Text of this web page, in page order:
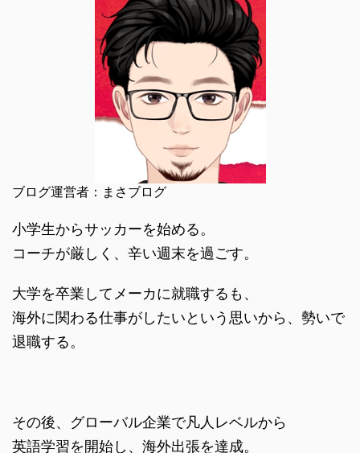
ブログ運営者：まさブログ
小学生からサッカーを始める。
コーチが厳しく、辛い週末を過ごす。
大学を卒業してメーカに就職するも、
海外に関わる仕事がしたいという思いから、勢いで
退職する。
その後、グローバル企業で凡人レベルから
英語学習を開始し、海外出張を達成。